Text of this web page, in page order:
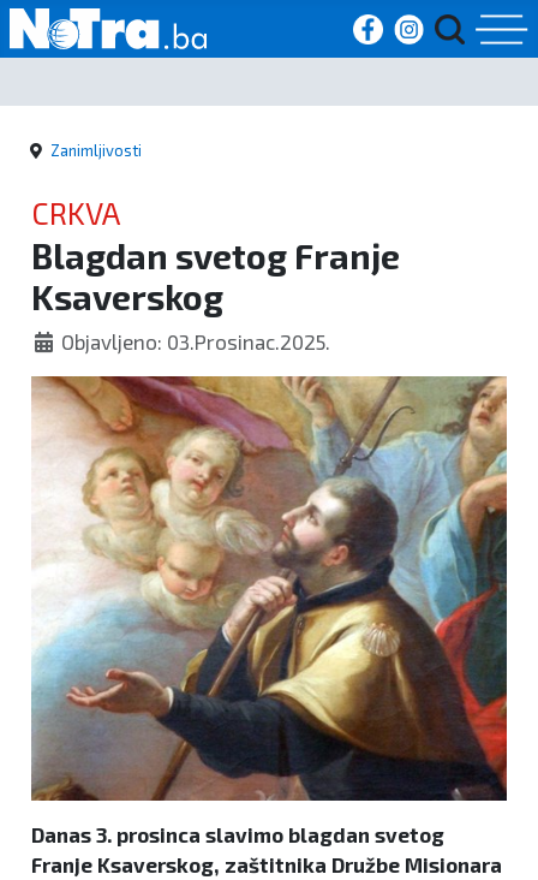
Početna
Vijesti
Sport
Kultura
Crna
kronika
Politika
Zanimljivosti
Zanimljivosti
CRKVA
Blagdan svetog Franje
Ksaverskog
Objavljeno: 03.Prosinac.2025.
Danas 3. prosinca slavimo blagdan svetog
Franje Ksaverskog, zaštitnika Družbe Misionara